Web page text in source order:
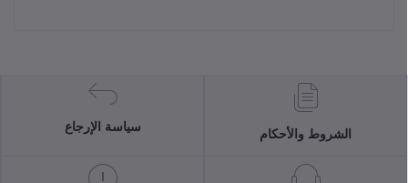
الشروط والأحكام
سياسة الإرجاع